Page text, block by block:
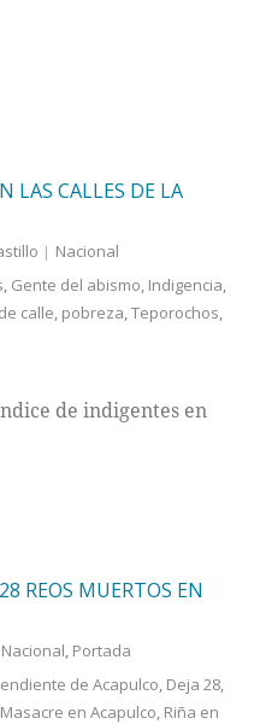
LAS CALLES DE LA
Nacional
, Gente del abismo, Indigencia,
calle, pobreza,Teporochos,
de indigentes en
REOS MUERTOS EN
Nacional, Portada
de Acapulco, Deja 28,
Masacre en Acapulco, Riña en